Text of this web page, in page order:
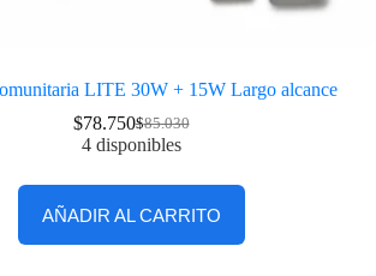
LITE 30W + 15W Largo alcance
$85.030
$78.750
4 disponibles
AÑADIR AL CARRITO